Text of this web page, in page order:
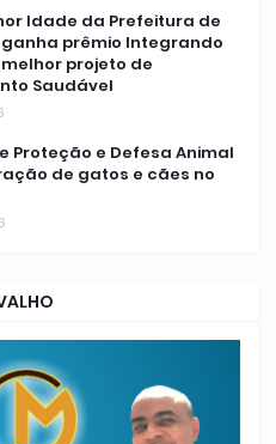
Idade da Prefeitura de
ganha prêmio Integrando
projeto de
Saudável
Proteção e Defesa Animal
de gatos e cães no